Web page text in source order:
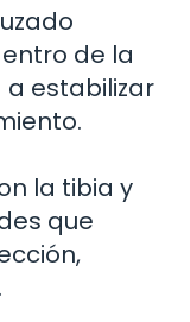
de la
a estabilizar
la tibia y
que